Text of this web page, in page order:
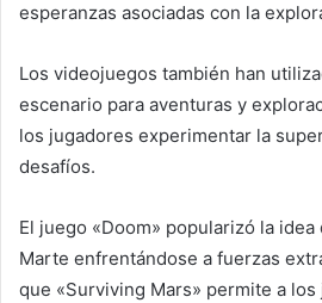
esperanzas asociadas con la
Los videojuegos también han
escenario para aventuras y
los jugadores experimentar la
desafíos.
El juego «Doom» popularizó la idea
Marte enfrentándose a fuerzas
que «Surviving Mars» permite a